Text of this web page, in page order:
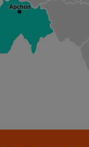
Apchon